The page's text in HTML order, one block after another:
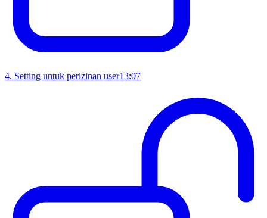
4. Setting untuk perizinan user13:07